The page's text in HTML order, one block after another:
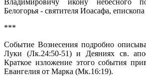
Белогорья - святителя Иоасафа,
***
Событие Вознесения подробно
Луки (Лк.24:50-51) и Деяниях св.
Краткое изложение этого события
Евангелия от Марка (Мк.16:19).